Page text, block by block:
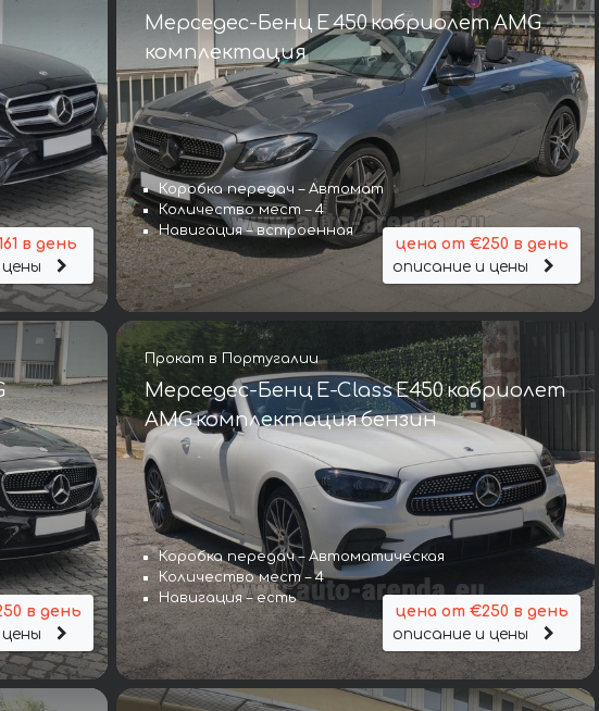
в день
Мерседес-Бенц E 450 кабриолет AMG
комплектация
Коробка передач – Автомат
Количество мест – 4
Навигация – встроенная
цена от €250 в день
описание и цены
в день
Прокат в Португалии
Мерседес-Бенц E-Class E450 кабриолет
AMG комплектация бензин
Коробка передач – Автоматическая
Количество мест – 4
Навигация – есть
цена от €250 в день
описание и цены